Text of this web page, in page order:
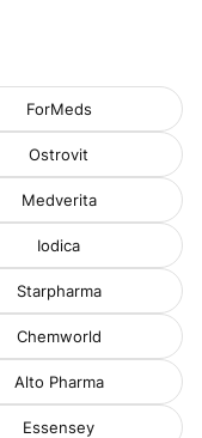
ForMeds
Ostrovit
Medverita
Iodica
Starpharma
Chemworld
Alto Pharma
Essensey